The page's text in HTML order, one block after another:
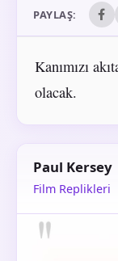
PAYLAŞ:
Kanımızı
olacak.
Paul Kersey
Film Replikleri